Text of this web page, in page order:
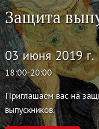
Защита
03 июня 2019 г.
18:00-20:00
Приглашаем вас на
выпускников.